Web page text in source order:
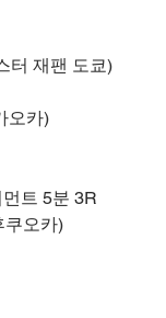
터 재팬 도쿄)
오카)
트 5분 3R
쿠오카)